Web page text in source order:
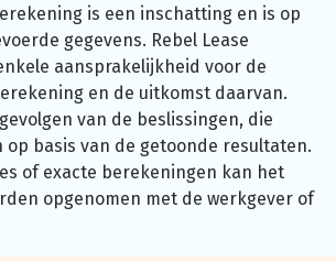
is een inschatting en is op
gegevens. Rebel Lease
aansprakelijkheid voor de
en de uitkomst daarvan.
van de beslissingen, die
op basis van de getoonde resultaten.
of exacte berekeningen kan het
opgenomen met de werkgever of